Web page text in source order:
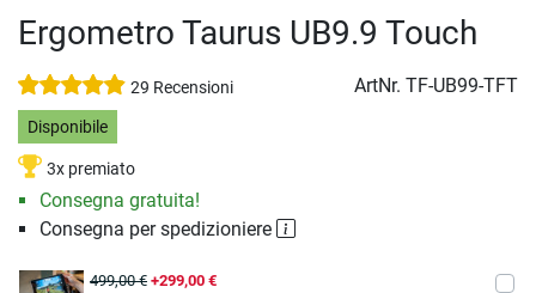
Ergometro Taurus UB9.9 Touch
29 Recensioni ArtNr. TF-UB99-TFT
Disponibile
3x premiato
Consegna gratuita!
Consegna per spedizioniere
499,00 € +299,00 €